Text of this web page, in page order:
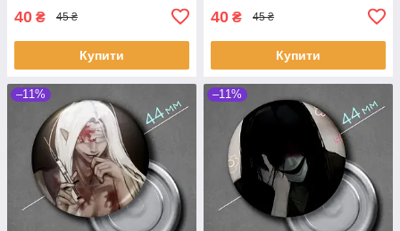
40 ₴ 45 ₴
Купити
40 ₴ 45 ₴
Купити
–11% –11%